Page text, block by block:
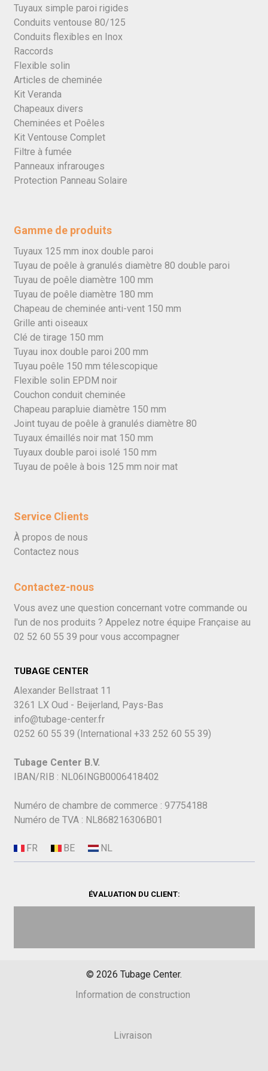
Tuyaux simple paroi rigides
Conduits ventouse 80/125
Conduits flexibles en Inox
Raccords
Flexible solin
Articles de cheminée
Kit Veranda
Chapeaux divers
Cheminées et Poêles
Kit Ventouse Complet
Filtre à fumée
Panneaux infrarouges
Protection Panneau Solaire
Gamme de produits
Tuyaux 125 mm inox double paroi
Tuyau de poêle à granulés diamètre 80 double paroi
Tuyau de poêle diamètre 100 mm
Tuyau de poêle diamètre 180 mm
Chapeau de cheminée anti-vent 150 mm
Grille anti oiseaux
Clé de tirage 150 mm
Tuyau inox double paroi 200 mm
Tuyau poêle 150 mm télescopique
Flexible solin EPDM noir
Couchon conduit cheminée
Chapeau parapluie diamètre 150 mm
Joint tuyau de poêle à granulés diamètre 80
Tuyaux émaillés noir mat 150 mm
Tuyaux double paroi isolé 150 mm
Tuyau de poêle à bois 125 mm noir mat
Service Clients
À propos de nous
Contactez nous
Contactez-nous
Vous avez une question concernant votre commande ou
l'un de nos produits ? Appelez notre équipe Française au
02 52 60 55 39 pour vous accompagner
TUBAGE CENTER
Alexander Bellstraat 11
3261 LX Oud - Beijerland, Pays-Bas
info@tubage-center.fr
0252 60 55 39 (International +33 252 60 55 39)
Tubage Center B.V.
IBAN/RIB : NL06INGB0006418402
Numéro de chambre de commerce : 97754188
Numéro de TVA : NL868216306B01
ÉVALUATION DU CLIENT:
© 2026 Tubage Center.
Information de construction
Livraison